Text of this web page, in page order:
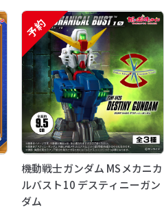
予約
機動戦士ガンダム MSメカニカ
ルバスト10 デスティニーガン
ダム